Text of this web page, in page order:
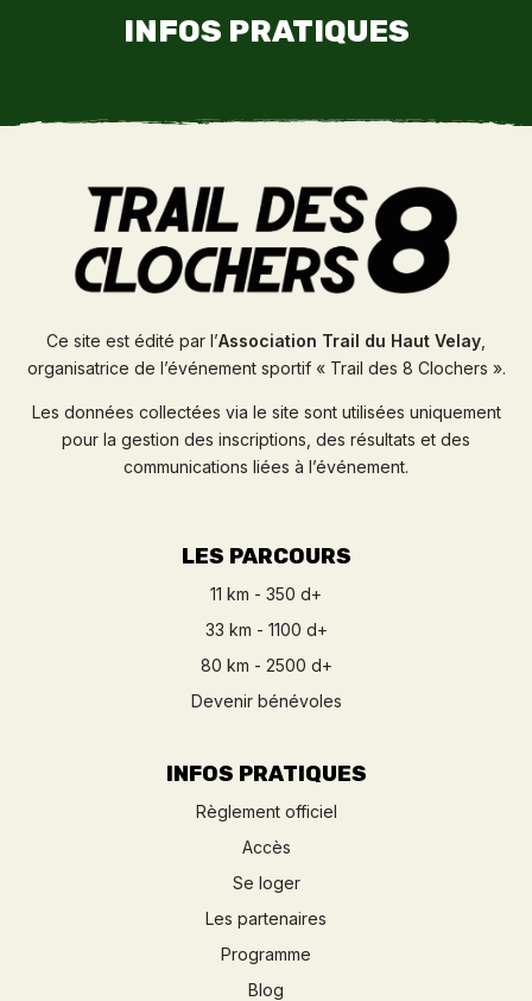
INFOS PRATIQUES
Ce site est édité par l’Association Trail du Haut Velay
organisatrice de l’événement sportif « Trail des 8 Clochers ».
Les données collectées via le site sont utilisées uniquement
pour la gestion des inscriptions, des résultats et des
communications liées à l’événement.
LES PARCOURS
11 km - 350 d+
33 km - 1100 d+
80 km - 2500 d+
Devenir bénévoles
INFOS PRATIQUES
Règlement officiel
Accès
Se loger
Les partenaires
Programme
Blog